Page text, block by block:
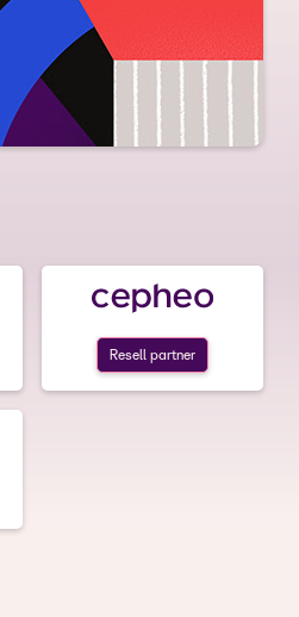
Resell partner